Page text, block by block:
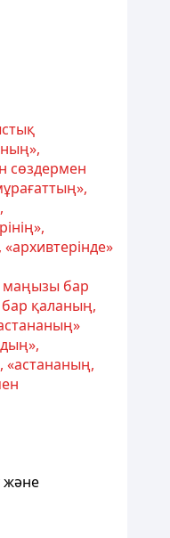
сөздермен
«архивтерінде»
маңызы бар
қаланың,
және